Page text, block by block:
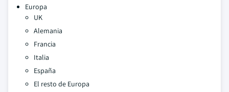
Europa
UK
Alemania
Francia
Italia
España
El resto de Europa